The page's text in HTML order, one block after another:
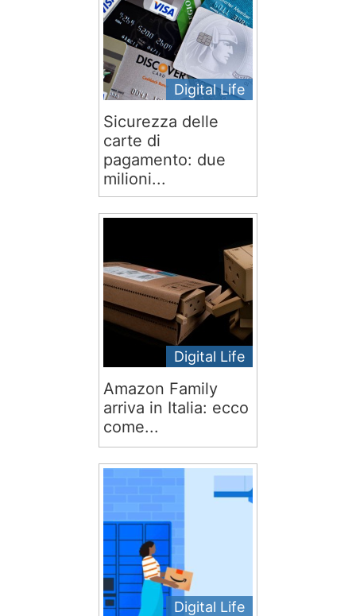
Digital Life
Sicurezza delle
carte di
pagamento: due
milioni...
Digital Life
Amazon Family
arriva in Italia: ecco
come...
Digital Life